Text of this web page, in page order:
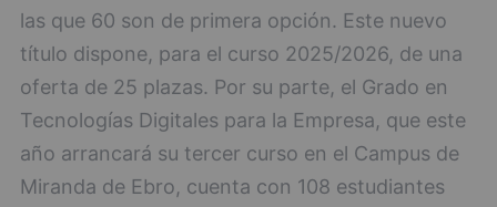
las que 60 son de primera opción. Este nuevo
título dispone, para el curso 2025/2026, de una
oferta de 25 plazas. Por su parte, el Grado en
Tecnologías Digitales para la Empresa, que este
año arrancará su tercer curso en el Campus de
Miranda de Ebro, cuenta con 108 estudiantes